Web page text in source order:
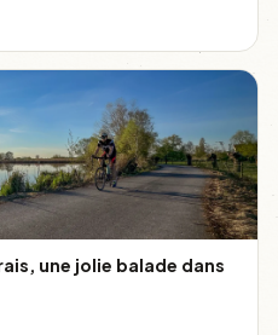
une jolie balade dans